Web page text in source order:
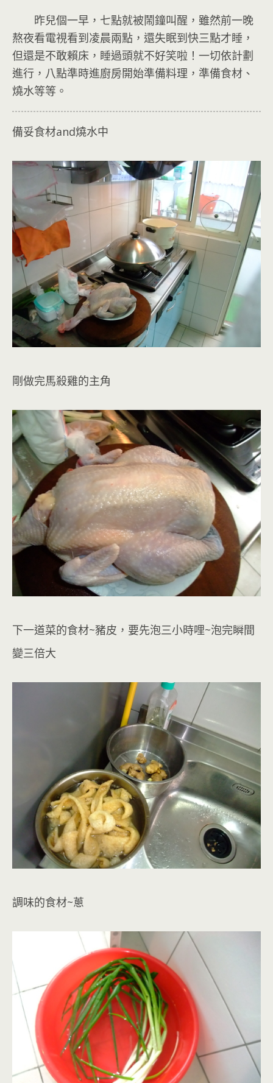
昨兒個一早，七點就被鬧鐘叫醒，雖然前一晚
熬夜看電視看到凌晨兩點，還失眠到快三點才睡，
但還是不敢賴床，睡過頭就不好笑啦！一切依計劃
進行，八點準時進廚房開始準備料理，準備食材、
燒水等等。
備妥食材and燒水中
剛做完馬殺雞的主角
下一道菜的食材~豬皮，要先泡三小時哩~泡完瞬間
變三倍大
調味的食材~蔥